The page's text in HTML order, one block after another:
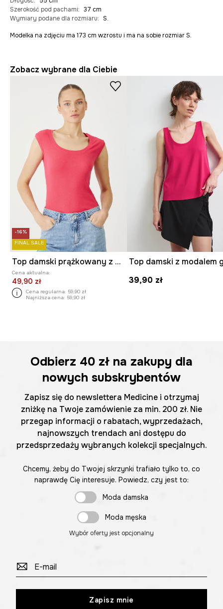
Szerokość pod pachami: 37 cm
Wymiary podane dla rozmiaru: S.
Modelka na zdjęciu ma 173 cm wzrostu i ma na sobie rozmiar S.
Zobacz wybrane dla Ciebie
-16%
FINAL SALE
Top damski prążkowany z modalem kolor różowy
Cena aktualna:
49,90 zł
Cena regularna: 59,90 zł
Najniższa cena: 59,90 zł
39,90 zł
Odbierz 40 zł na zakupy dla
nowych subskrybentów
Zapisz się do newslettera Medicine i otrzymaj
zniżkę na Twoje zamówienie za min. 200 zł. Nie
przegap informacji o rabatach, wyprzedażach,
najnowszych trendach ani dostępu do
przedsprzedaży wybranych kolekcji specjalnych.
Chcemy, żeby do Twojej skrzynki trafiało tylko to, co
naprawdę Cię interesuje. Powiedz, czy jest to:
Moda damska
Moda męska
Wybór oferty jest opcjonalny
Zapisz mnie